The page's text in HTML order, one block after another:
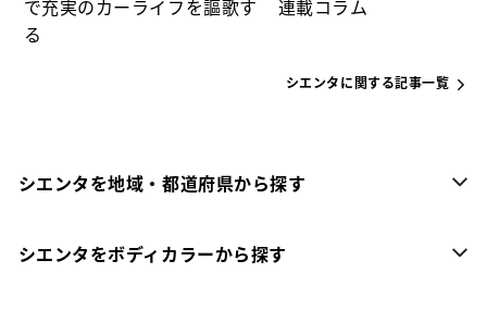
で充実のカーライフを謳歌す
る
連載コラム
シエンタに関する記事一覧
シエンタを地域・都道府県から探す
シエンタをボディカラーから探す